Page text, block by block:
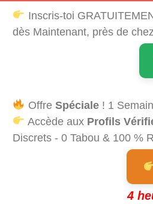
Inscris-toi
dès Maintenant, près de
Offre Spéciale! 1
Accède aux Profils
Discrets - 0 Tabou & 100 %
4